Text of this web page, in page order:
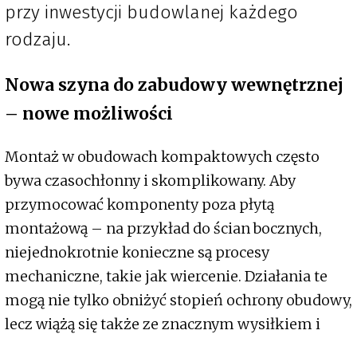
przy inwestycji budowlanej każdego
rodzaju.
Nowa szyna do zabudowy wewnętrznej
– nowe możliwości
Montaż w obudowach kompaktowych często
bywa czasochłonny i skomplikowany. Aby
przymocować komponenty poza płytą
montażową – na przykład do ścian bocznych,
niejednokrotnie konieczne są procesy
mechaniczne, takie jak wiercenie. Działania te
mogą nie tylko obniżyć stopień ochrony obudowy,
lecz wiążą się także ze znacznym wysiłkiem i